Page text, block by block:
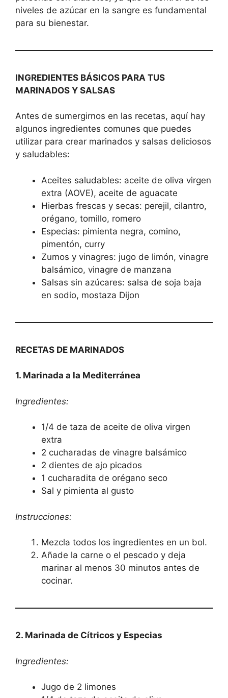
niveles de azúcar en la sangre es fundamental
para su bienestar.
INGREDIENTES BÁSICOS PARA TUS
MARINADOS Y SALSAS
Antes de sumergirnos en las recetas, aquí hay
algunos ingredientes comunes que puedes
utilizar para crear marinados y salsas deliciosos
y saludables:
Aceites saludables: aceite de oliva virgen
extra (AOVE), aceite de aguacate
Hierbas frescas y secas: perejil, cilantro,
orégano, tomillo, romero
Especias: pimienta negra, comino,
pimentón, curry
Zumos y vinagres: jugo de limón, vinagre
balsámico, vinagre de manzana
Salsas sin azúcares: salsa de soja baja
en sodio, mostaza Dijon
RECETAS DE MARINADOS
1. Marinada a la Mediterránea
Ingredientes:
1/4 de taza de aceite de oliva virgen
extra
2 cucharadas de vinagre balsámico
2 dientes de ajo picados
1 cucharadita de orégano seco
Sal y pimienta al gusto
Instrucciones:
Mezcla todos los ingredientes en un bol.
Añade la carne o el pescado y deja
marinar al menos 30 minutos antes de
cocinar.
2. Marinada de Cítricos y Especias
Ingredientes:
Jugo de 2 limones